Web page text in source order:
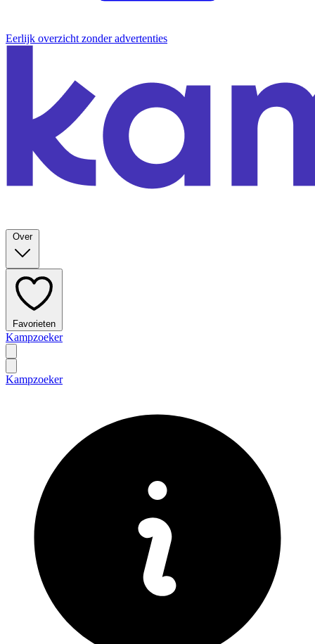
Eerlijk overzicht zonder advertenties
Over
Favorieten
Kampzoeker
Kampzoeker